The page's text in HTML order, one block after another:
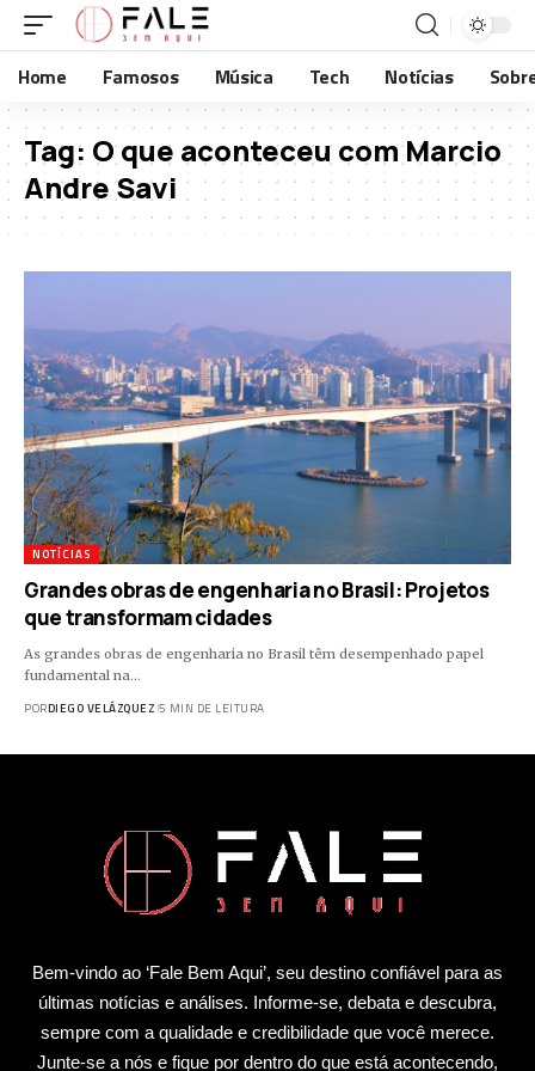
Home Famosos Música Tech Notícias
Tag: O que aconteceu com Marcio
Andre Savi
NOTÍCIAS
Grandes obras de engenharia no Brasil: Projetos
que transformam cidades
As grandes obras de engenharia no Brasil têm desempenhado papel
fundamental na…
PORDIEGO VELÁZQUEZ 5 MIN DE LEITURA
Bem-vindo ao ‘Fale Bem Aqui’, seu destino confiável para as
últimas notícias e análises. Informe-se, debata e descubra,
sempre com a qualidade e credibilidade que você merece.
Junte-se a nós e fique por dentro do que está acontecendo,